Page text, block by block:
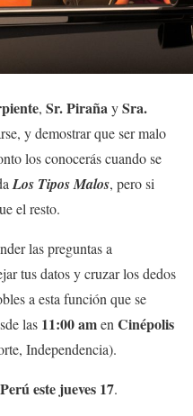
, Sr. PirañaySra.
y demostrar que ser malo
los conocerás cuando se
Los Tipos Malos, pero si
el resto.
las preguntas a
tus datos y cruzar los dedos
a esta función que se
las 11:00 amen Cinépolis
Independencia).
este jueves 17.